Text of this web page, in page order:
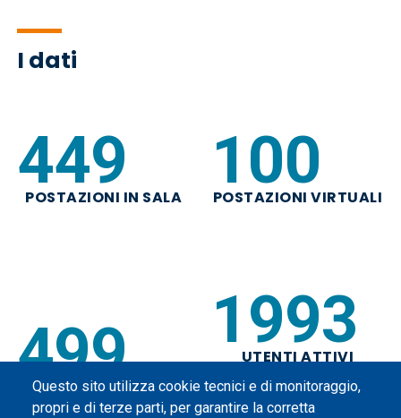
I dati
526
POSTAZIONI IN SALA 117
POSTAZIONI VIRTUALI
583
UTENTI SUPPORTATI
2332
UTENTI ATTIVI
TEAMS
Questo sito utilizza cookie tecnici e di monitoraggio,
propri e di terze parti, per garantire la corretta